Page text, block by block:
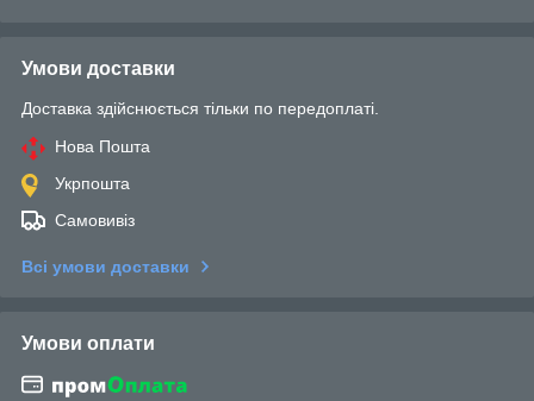
Умови доставки
Доставка здійснюється тільки по передоплаті.
Нова Пошта
Укрпошта
Самовивіз
Всі умови доставки
Умови оплати